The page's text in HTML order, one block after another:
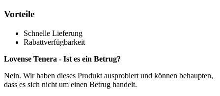
Vorteile
Schnelle Lieferung
Rabattverfügbarkeit
Lovense Tenera - Ist es ein Betrug?
Nein. Wir haben dieses Produkt ausprobiert und können behaupten,
dass es sich nicht um einen Betrug handelt.